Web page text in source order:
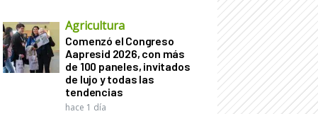
Agricultura
Comenzó el Congreso
Aapresid 2026, con más
de 100 paneles, invitados
de lujo y todas las
tendencias
hace 1 día